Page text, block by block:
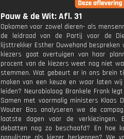
Pauw & de Wit: Afl. 31
Opkomen voor zowel dieren- als
de leidraad van de Partij voor de
lijsttrekker Esther Ouwehand bespreken
kiezers gaat overtuigen van haar
procent van de kiezers weet nog niet
stemmen. Wat gebeurt er in ons brein
maken van een keuze en waar laten
leiden? Neurobioloog Brankele Frank
Samen met voormalig ministers Klaas
Wouter Bos analyseren we de
laatste dagen voor de verkiezingen.
debatten nog zo beschaafd? En hoe